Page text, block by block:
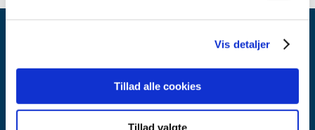
Vis detaljer
Tillad alle cookies
Tillad valgte